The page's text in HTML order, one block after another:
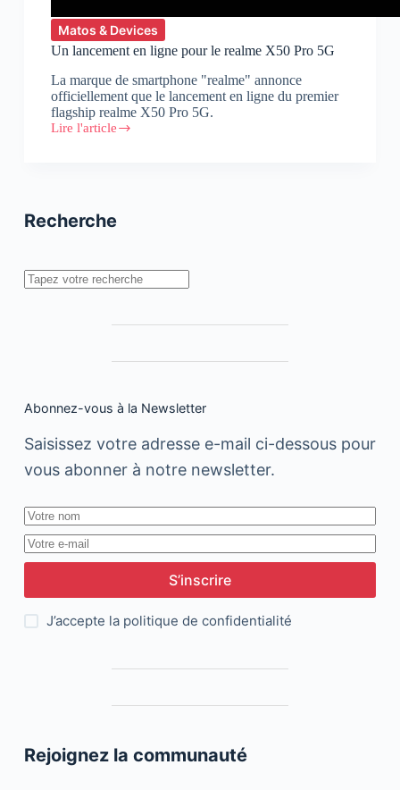
Matos & Devices
Un lancement en ligne pour le realme X50 Pro 5G
La marque de smartphone "realme" annonce
officiellement que le lancement en ligne du premier
flagship realme X50 Pro 5G.
Lire l'article
Un
realme
5G
Recherche
Rechercher
Abonnez-vous à la Newsletter
Saisissez votre adresse e-mail ci-dessous pour
vous abonner à notre newsletter.
S’inscrire
J’accepte la politique de confidentialité
Rejoignez la communauté